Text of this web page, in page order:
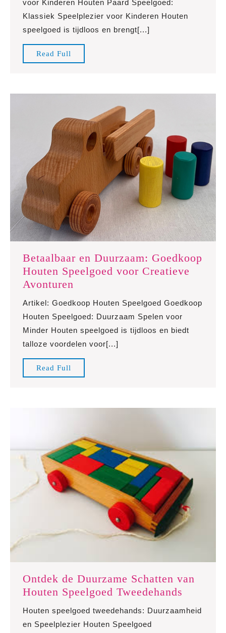
voor Kinderen Houten Paard Speelgoed:
Klassiek Speelplezier voor Kinderen Houten
speelgoed is tijdloos en brengt[...]
Read Full
Full
Betaalbaar en Duurzaam: Goedkoop
Houten Speelgoed voor Creatieve
Avonturen
Duurzaam:
Goedkoop
Houten
Speelgoed
voor
Creatieve
Artikel: Goedkoop Houten Speelgoed Goedkoop
Houten Speelgoed: Duurzaam Spelen voor
Minder Houten speelgoed is tijdloos en biedt
talloze voordelen voor[...]
Read Full
Full
Ontdek de Duurzame Schatten van
Houten Speelgoed Tweedehands
de
Houten speelgoed tweedehands: Duurzaamheid
en Speelplezier Houten Speelgoed